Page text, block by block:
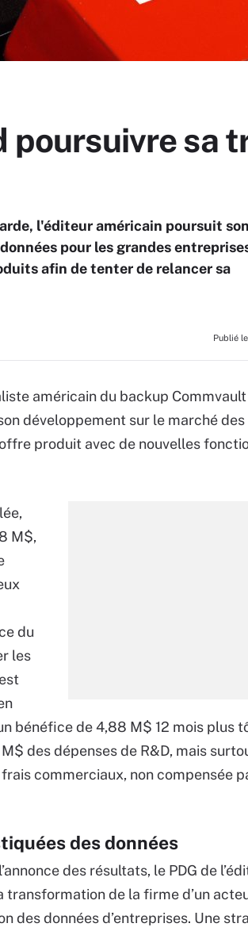
poursuivre sa
l'éditeur américain poursuit son
pour les grandes
afin de tenter de relancer sa
Publié
américain du backup Commvault
développement sur le marché
produit avec de nouvelles
M$,
du
les
bénéfice de 4,88 M$ 12 mois plus
des dépenses de R&D, mais
commerciaux, non compensée
des données
des résultats, le PDG de
de la firme d’un
des données d’entreprises. Une